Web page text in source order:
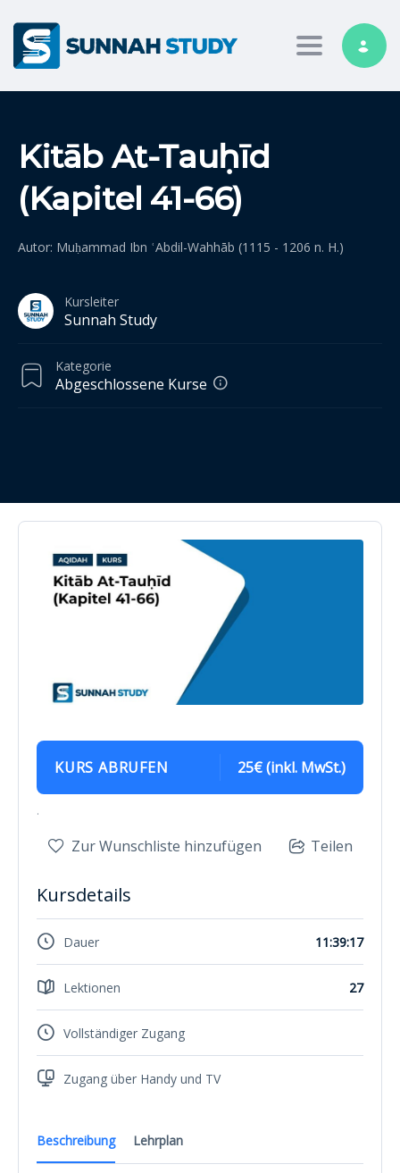
Toggle
Kitāb At-Tauḥīd
(Kapitel 41-66)
Autor: Muḥammad Ibn ʿAbdil-Wahhāb (1115 - 1206 n. H.)
Kursleiter
Sunnah Study
Kategorie
Abgeschlossene Kurse
Beschreibung Lehrplan
KURS ABRUFEN 25€ (inkl. MwSt.)
.
Zur Wunschliste hinzufügen Teilen
Kursdetails
Dauer 11:39:17
Lektionen 27
Vollständiger Zugang
Zugang über Handy und TV